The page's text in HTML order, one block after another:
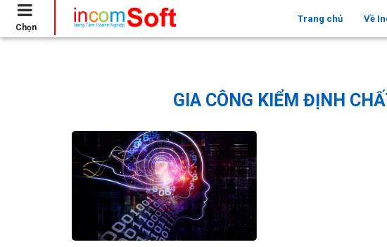
Chọn
Trang chủ Về
Trang chủ Gia công kiểm định chất lượng phần mềm (Testing
GIA CÔNG KIỂM ĐỊNH